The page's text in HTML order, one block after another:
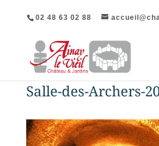
02 48 63 02 88
Salle-des-Archers-